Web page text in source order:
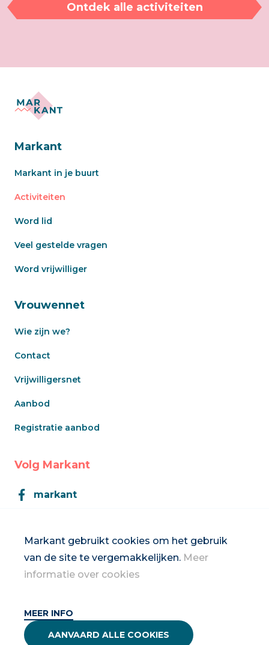
Markant gebruikt cookies om het gebruik
van de site te vergemakkelijken. Meer
informatie over cookies
MEER INFO
AANVAARD ALLE COOKIES
Ontdek alle activiteiten
Markant
Markant in je buurt
Activiteiten
Word lid
Veel gestelde vragen
Word vrijwilliger
Vrouwennet
Wie zijn we?
Contact
Vrijwilligersnet
Aanbod
Registratie aanbod
Volg Markant
markant
Inschrijven op de nieuwsbrief
2026 Vrouwennet vzw
Privacybeleid & disclaimer